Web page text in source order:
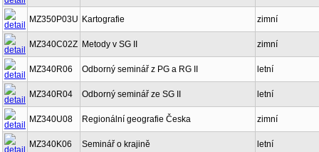
MZ350P03U Kartografie zimní
MZ340C02Z Metody v SG II zimní
MZ340R06 Odborný seminář z PG a RG II letní
MZ340R04 Odborný seminář ze SG II letní
MZ340U08 Regionální geografie Česka zimní
MZ340K06 Seminář o krajině letní